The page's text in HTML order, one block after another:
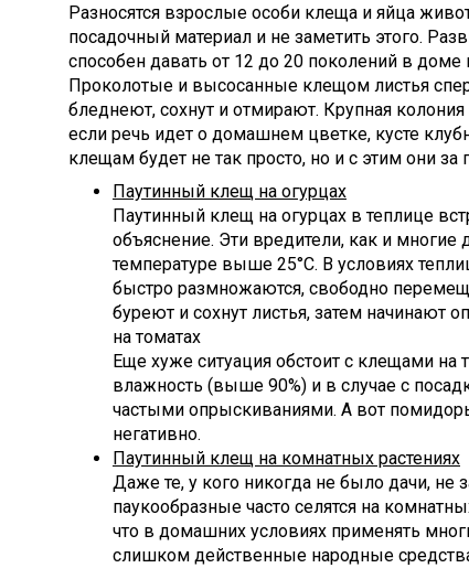
Разносятся взрослые особи клеща и яйца
посадочный материал и не заметить этого.
способен давать от 12 до 20 поколений в
Проколотые и высосанные клещом листья
бледнеют, сохнут и отмирают. Крупная
если речь идет о домашнем цветке, кусте
клещам будет не так просто, но и с этим они за
Паутинный клещ на огурцах
Паутинный клещ на огурцах в теплице
объяснение. Эти вредители, как и
температуре выше 25°С. В условиях
быстро размножаются, свободно
буреют и сохнут листья, затем начинают
на томатах
Еще хуже ситуация обстоит с клещами на
влажность (выше 90%) и в случае с
частыми опрыскиваниями. А вот
негативно.
Паутинный клещ на комнатных растениях
Даже те, у кого никогда не было дачи, не
паукообразные часто селятся на
что в домашних условиях применять
слишком действенные народные